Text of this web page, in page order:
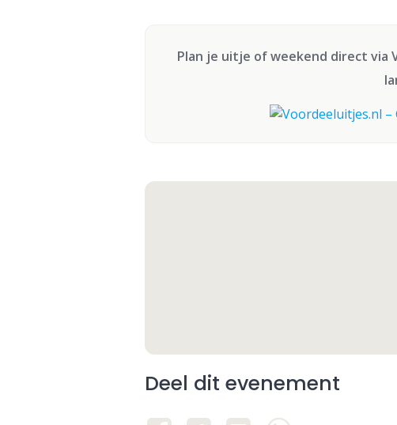
Plan je uitje of weekend direct via
Deel dit evenement